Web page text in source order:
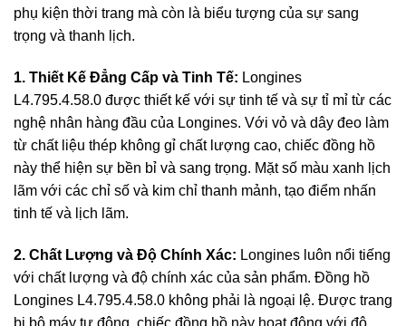
phụ kiện thời trang mà còn là biểu tượng của sự sang
trọng và thanh lịch.
1. Thiết Kế Đẳng Cấp và Tinh Tế: Longines
L4.795.4.58.0 được thiết kế với sự tinh tế và sự tỉ mỉ từ các
nghệ nhân hàng đầu của Longines. Với vỏ và dây đeo làm
từ chất liệu thép không gỉ chất lượng cao, chiếc đồng hồ
này thể hiện sự bền bỉ và sang trọng. Mặt số màu xanh lịch
lãm với các chỉ số và kim chỉ thanh mảnh, tạo điểm nhấn
tinh tế và lịch lãm.
2. Chất Lượng và Độ Chính Xác: Longines luôn nổi tiếng
với chất lượng và độ chính xác của sản phẩm. Đồng hồ
Longines L4.795.4.58.0 không phải là ngoại lệ. Được trang
bị bộ máy tự động, chiếc đồng hồ này hoạt động với độ